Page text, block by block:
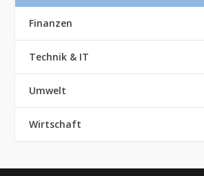
Finanzen
Technik & IT
Umwelt
Wirtschaft